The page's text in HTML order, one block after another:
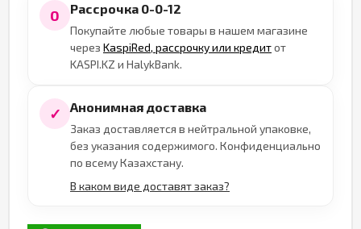
0 Рассрочка 0-0-12
Покупайте любые товары в нашем магазине
через KaspiRed, рассрочку или кредитот
KASPI.KZ и HalykBank.
✓ Анонимная доставка
Заказ доставляется в нейтральной упаковке,
без указания содержимого. Конфиденциально
по всему Казахстану.
В каком виде доставят заказ?